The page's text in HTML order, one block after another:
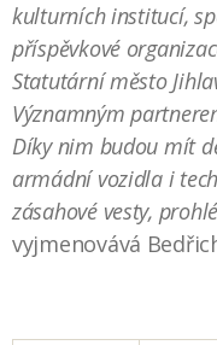
kulturních institucí,
příspěvkové
Statutární město
Významným
Díky nim budou mít
armádní vozidla i
zásahové vesty,
vyjmenovává